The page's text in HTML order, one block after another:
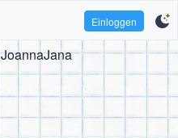
Einloggen
JoannaJana